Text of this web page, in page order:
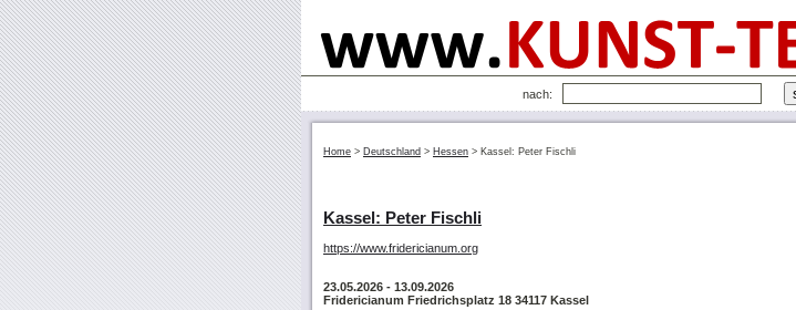
nach:
Home > Deutschland > Hessen > Kassel: Peter Fischli
Kassel: Peter Fischli
https://www.fridericianum.org
23.05.2026 - 13.09.2026
Fridericianum Friedrichsplatz 18 34117 Kassel